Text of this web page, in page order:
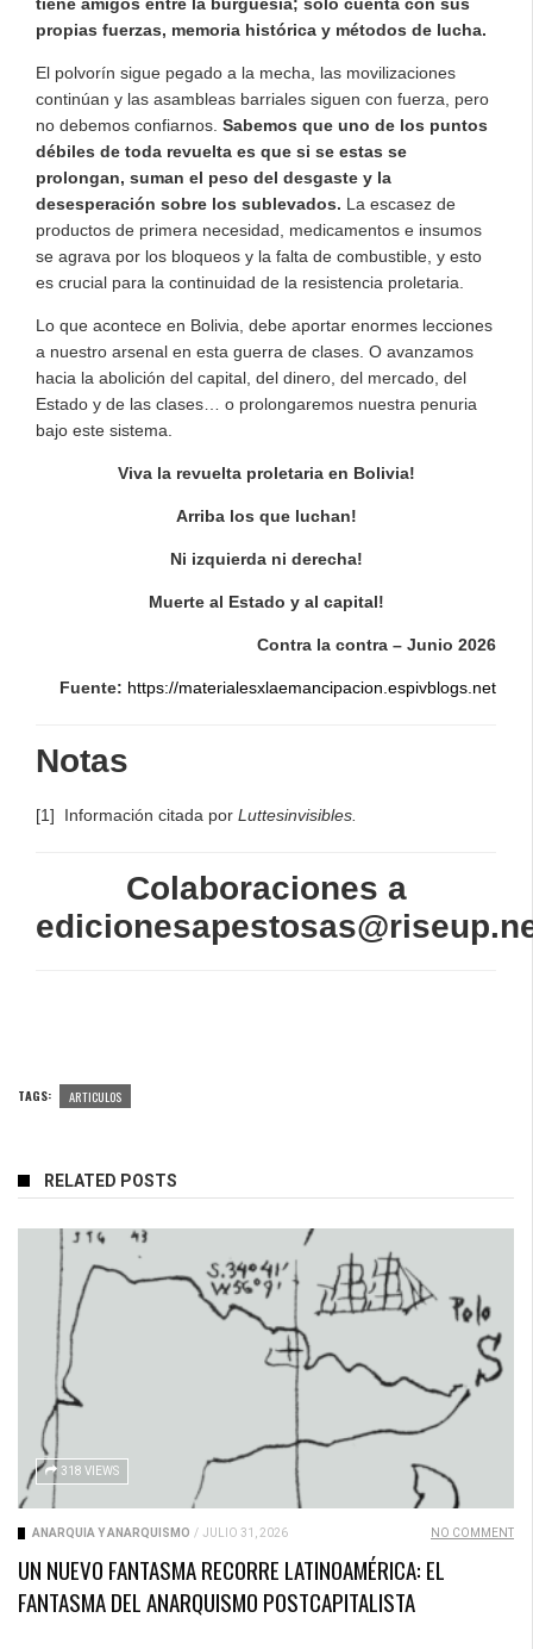
propias fuerzas, memoria histórica y métodos de lucha.
El polvorín sigue pegado a la mecha, las movilizaciones
continúan y las asambleas barriales siguen con fuerza, pero
no debemos confiarnos. Sabemos que uno de los puntos
débiles de toda revuelta es que si se estas se
prolongan, suman el peso del desgaste y la
desesperación sobre los sublevados. La escasez de
productos de primera necesidad, medicamentos e insumos
se agrava por los bloqueos y la falta de combustible, y esto
es crucial para la continuidad de la resistencia proletaria.
Lo que acontece en Bolivia, debe aportar enormes lecciones
a nuestro arsenal en esta guerra de clases. O avanzamos
hacia la abolición del capital, del dinero, del mercado, del
Estado y de las clases… o prolongaremos nuestra penuria
bajo este sistema.
Viva la revuelta proletaria en Bolivia!
Arriba los que luchan!
Ni izquierda ni derecha!
Muerte al Estado y al capital!
Contra la contra – Junio 2026
Fuente: https://materialesxlaemancipacion.espivblogs.net
Notas
[1] Información citada por Luttesinvisibles.
Colaboraciones a
TAGS: ARTICULOS
RELATED POSTS
318 VIEWS
ANARQUÍA Y ANARQUISMO / JULIO 31, 2026 NO COMMENT
UN NUEVO FANTASMA RECORRE LATINOAMÉRICA: EL
FANTASMA DEL ANARQUISMO POSTCAPITALISTA